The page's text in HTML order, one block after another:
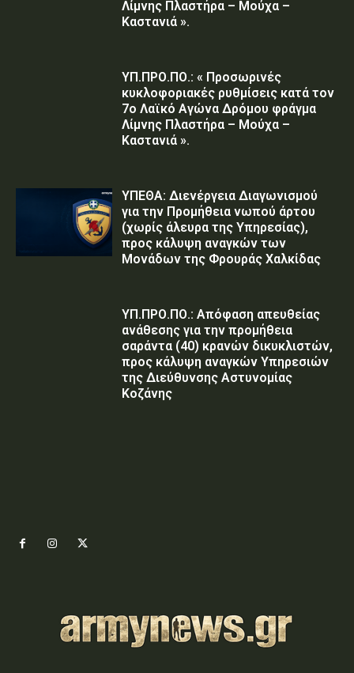
Λίμνης Πλαστήρα – Μούχα –
Καστανιά ».
ΥΠ.ΠΡΟ.ΠΟ.: « Προσωρινές
κυκλοφοριακές ρυθμίσεις κατά τον
7ο Λαϊκό Αγώνα Δρόμου φράγμα
Λίμνης Πλαστήρα – Μούχα –
Καστανιά ».
ΥΠΕΘΑ: Διενέργεια Διαγωνισμού
για την Προμήθεια νωπού άρτου
(χωρίς άλευρα της Υπηρεσίας),
προς κάλυψη αναγκών των
Μονάδων της Φρουράς Χαλκίδας
ΥΠ.ΠΡΟ.ΠΟ.: Απόφαση απευθείας
ανάθεσης για την προμήθεια
σαράντα (40) κρανών δικυκλιστών,
προς κάλυψη αναγκών Υπηρεσιών
της Διεύθυνσης Αστυνομίας
Κοζάνης